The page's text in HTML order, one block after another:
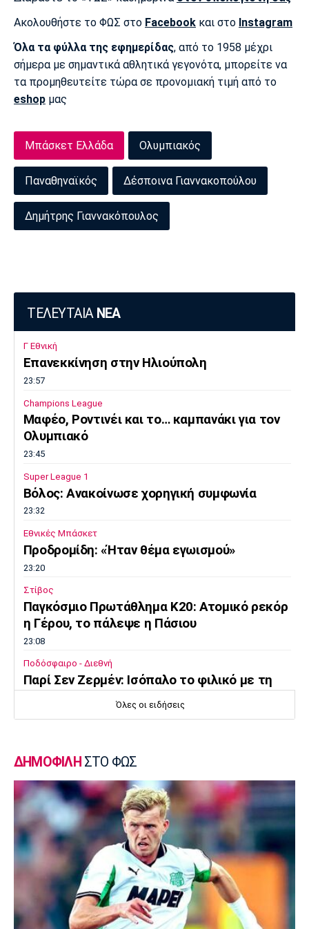
Ακολουθήστε το ΦΩΣ στο Facebook και στο Instagram
Όλα τα φύλλα της εφημερίδας, από το 1958 μέχρι
σήμερα με σημαντικά αθλητικά γεγονότα, μπορείτε να
τα προμηθευτείτε τώρα σε προνομιακή τιμή από το
eshop μας
Μπάσκετ Ελλάδα Ολυμπιακός
Παναθηναϊκός Δέσποινα Γιαννακοπούλου
Δημήτρης Γιαννακόπουλος
ΤΕΛΕΥΤΑΙΑ ΝΕΑ
Γ Εθνική
Επανεκκίνηση στην Ηλιούπολη
23:57
Champions League
Μαφέο, Ροντινέι και το… καμπανάκι για τον
Ολυμπιακό
23:45
Super League 1
Βόλος: Ανακοίνωσε χορηγική συμφωνία
23:32
Εθνικές Μπάσκετ
Προδρομίδη: «Ήταν θέμα εγωισμού»
23:20
Στίβος
Παγκόσμιο Πρωτάθλημα Κ20: Ατομικό ρεκόρ
η Γέρου, το πάλεψε η Πάσιου
23:08
Ποδόσφαιρο - Διεθνή
Παρί Σεν Ζερμέν: Ισόπαλο το φιλικό με τη
Μάντσεστερ Γιουνάιτεντ
Σκωτία: «Δύο στα δύο» η Σεντ Μίρεν, πρώτη
νίκη για Νταντί
22:40
Επικαιρότητα
Τραγωδία στην Πάρο: Παιδί 4 ετών πνίγηκε
σε πισίνα
22:25
Super League 1
Άρης - Πανσερραϊκός 2-2: Ισόπαλο το φιλικό
Όλες οι ειδήσεις
ΔΗΜΟΦΙΛΗ ΣΤΟ ΦΩΣ